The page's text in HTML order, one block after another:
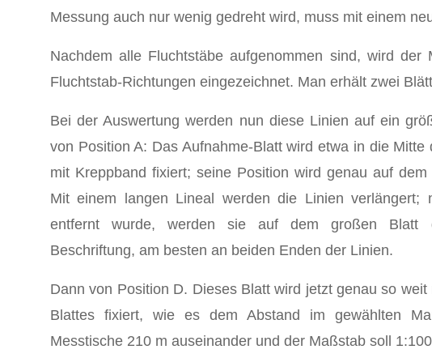
Messung auch nur wenig gedreht wird, muss mit einem
Nachdem alle Fluchtstäbe aufgenommen sind, wird
Fluchtstab-Richtungen eingezeichnet. Man erhält zwei
Bei der Auswertung werden nun diese Linien auf ein
von Position A: Das Aufnahme-Blatt wird etwa in die
mit Kreppband fixiert; seine Position wird genau auf
Mit einem langen Lineal werden die Linien verlängert;
entfernt wurde, werden sie auf dem großen Blatt
Beschriftung, am besten an beiden Enden der Linien.
Dann von Position D. Dieses Blatt wird jetzt genau so
Blattes fixiert, wie es dem Abstand im gewählten
Messtische 210 m auseinander und der Maßstab soll